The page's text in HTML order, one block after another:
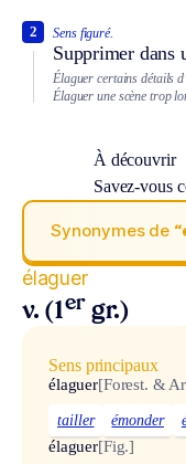
Sens figuré.
Supprimer dans
2
Élaguer certains détails
Élaguer une scène trop
À découvrir
Savez-vous
Synonymes de
élaguer
v. (1er gr.)
Sens principaux
élaguer[Forest. &
tailler émonder
élaguer[Fig.]